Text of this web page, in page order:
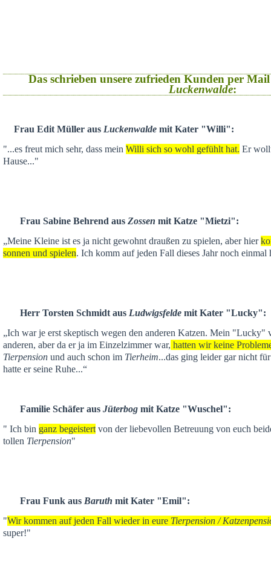
Das schrieben unsere zufrieden Kunden per
Luckenwalde:
Frau Edit Müller aus Luckenwalde mit Kater "Willi":
"...es freut mich sehr, dass mein Willi sich so wohl gefühlt hat. Er
Hause..."
Frau Sabine Behrend aus Zossen mit Katze "Mietzi":
„Meine Kleine ist es ja nicht gewohnt draußen zu spielen, aber hier
sonnen und spielen. Ich komm auf jeden Fall dieses Jahr noch einmal
Herr Torsten Schmidt aus Ludwigsfelde mit Kater "Lucky":
„Ich war je erst skeptisch wegen den anderen Katzen. Mein "Lucky"
anderen, aber da er ja im Einzelzimmer war, hatten wir keine
Tierpension und auch schon im Tierheim...das ging leider gar nicht
hatte er seine Ruhe...“
Familie Schäfer aus Jüterbog mit Katze "Wuschel":
" Ich bin ganz begeistert von der liebevollen Betreuung von euch
tollen Tierpension"
Frau Funk aus Baruth mit Kater "Emil":
"Wir kommen auf jeden Fall wieder in eure Tierpension /
super!"